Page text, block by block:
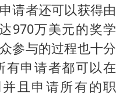
请者还可以获得由
970万美元的奖学
参与的过程也十分
有申请者都可以在
且申请所有的职